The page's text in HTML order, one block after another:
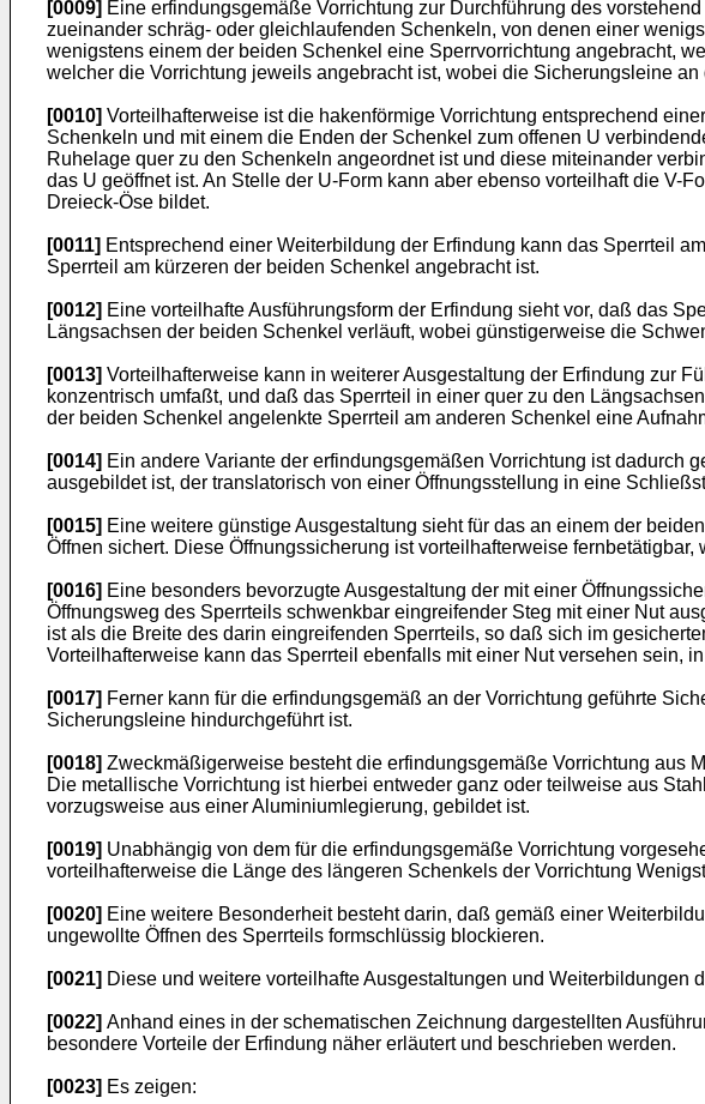
[0009] Eine erfindungsgemäße Vorrichtung zur Durchführung des
zueinander schräg- oder gleichlaufenden Schenkeln, von denen einer
wenigstens einem der beiden Schenkel eine Sperrvorrichtung angebracht,
welcher die Vorrichtung jeweils angebracht ist, wobei die Sicherungsleine an
[0010] Vorteilhafterweise ist die hakenförmige Vorrichtung entsprechend
Schenkeln und mit einem die Enden der Schenkel zum offenen U
Ruhelage quer zu den Schenkeln angeordnet ist und diese miteinander
das U geöffnet ist. An Stelle der U-Form kann aber ebenso vorteilhaft die
Dreieck-Öse bildet.
[0011] Entsprechend einer Weiterbildung der Erfindung kann das Sperrteil
Sperrteil am kürzeren der beiden Schenkel angebracht ist.
[0012] Eine vorteilhafte Ausführungsform der Erfindung sieht vor, daß das
Längsachsen der beiden Schenkel verläuft, wobei günstigerweise die
[0013] Vorteilhafterweise kann in weiterer Ausgestaltung der Erfindung zur
konzentrisch umfaßt, und daß das Sperrteil in einer quer zu den
der beiden Schenkel angelenkte Sperrteil am anderen Schenkel eine
[0014] Ein andere Variante der erfindungsgemäßen Vorrichtung ist dadurch
ausgebildet ist, der translatorisch von einer Öffnungsstellung in eine
[0015] Eine weitere günstige Ausgestaltung sieht für das an einem der
Öffnen sichert. Diese Öffnungssicherung ist vorteilhafterweise
[0016] Eine besonders bevorzugte Ausgestaltung der mit einer
Öffnungsweg des Sperrteils schwenkbar eingreifender Steg mit einer Nut
ist als die Breite des darin eingreifenden Sperrteils, so daß sich im
Vorteilhafterweise kann das Sperrteil ebenfalls mit einer Nut versehen sein,
[0017] Ferner kann für die erfindungsgemäß an der Vorrichtung geführte
Sicherungsleine hindurchgeführt ist.
[0018] Zweckmäßigerweise besteht die erfindungsgemäße Vorrichtung aus
Die metallische Vorrichtung ist hierbei entweder ganz oder teilweise aus
vorzugsweise aus einer Aluminiumlegierung, gebildet ist.
[0019] Unabhängig von dem für die erfindungsgemäße Vorrichtung
vorteilhafterweise die Länge des längeren Schenkels der Vorrichtung
[0020] Eine weitere Besonderheit besteht darin, daß gemäß einer
ungewollte Öffnen des Sperrteils formschlüssig blockieren.
[0021] Diese und weitere vorteilhafte Ausgestaltungen und
[0022] Anhand eines in der schematischen Zeichnung dargestellten
besondere Vorteile der Erfindung näher erläutert und beschrieben werden.
[0023] Es zeigen: